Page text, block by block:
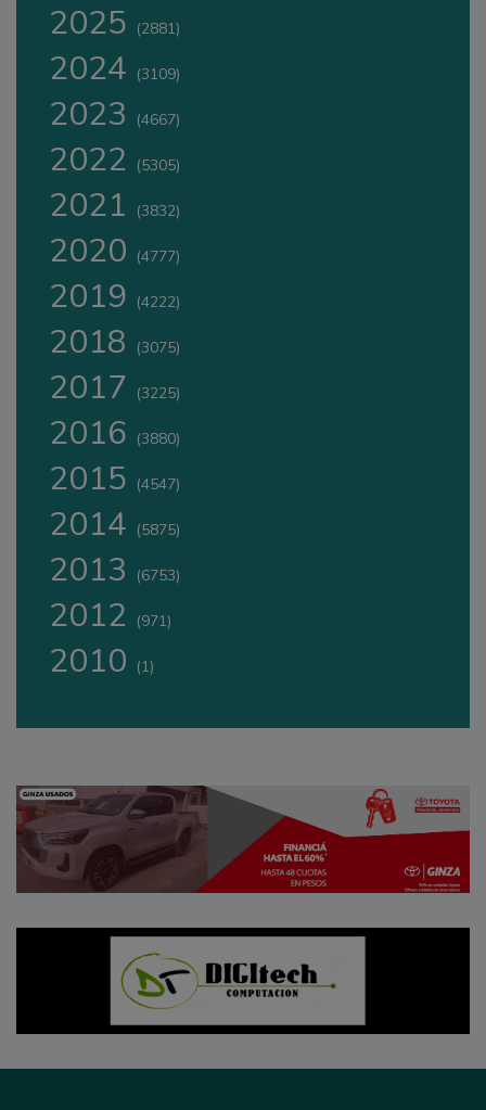
2025 (2881)
2024 (3109)
2023 (4667)
2022 (5305)
2021 (3832)
2020 (4777)
2019 (4222)
2018 (3075)
2017 (3225)
2016 (3880)
2015 (4547)
2014 (5875)
2013 (6753)
2012 (971)
2010 (1)